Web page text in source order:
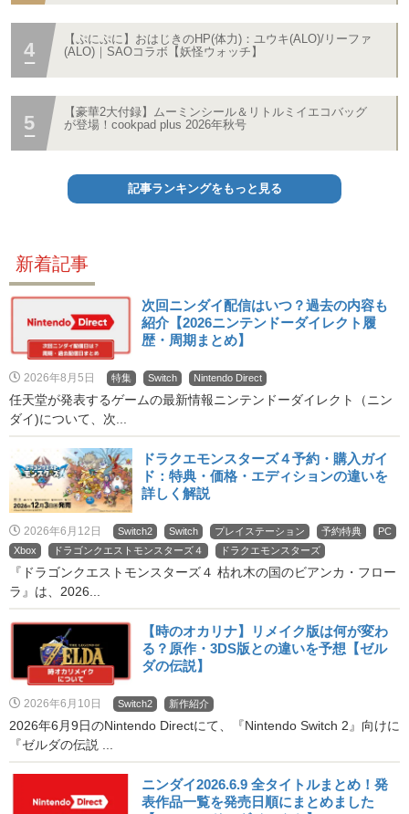
【ぷにぷに】おはじきのHP(体力)：ユウキ(ALO)/リーファ
(ALO)｜SAOコラボ【妖怪ウォッチ】
【豪華2大付録】ムーミンシール＆リトルミイエコバッグ
が登場！cookpad plus 2026年秋号
記事ランキングをもっと見る
新着記事
次回ニンダイ配信はいつ？過去の内容も
紹介【2026ニンテンドーダイレクト履
歴・周期まとめ】
2026年8月5日 特集 Switch Nintendo Direct
任天堂が発表するゲームの最新情報ニンテンドーダイレクト（ニン
ダイ)について、次...
ドラクエモンスターズ４予約・購入ガイ
ド：特典・価格・エディションの違いを
詳しく解説
2026年6月12日 Switch2 Switch プレイステーション 予約特典
PC
Xbox
ドラゴンクエストモンスターズ４ ドラクエモンスターズ
『ドラゴンクエストモンスターズ４ 枯れ木の国のビアンカ・フロー
ラ』は、2026...
【時のオカリナ】リメイク版は何が変わ
る？原作・3DS版との違いを予想【ゼル
ダの伝説】
2026年6月10日 Switch2 新作紹介
2026年6月9日のNintendo Directにて、『Nintendo Switch 2』向けに
『ゼルダの伝説 ...
ニンダイ2026.6.9 全タイトルまとめ！発
表作品一覧を発売日順にまとめました